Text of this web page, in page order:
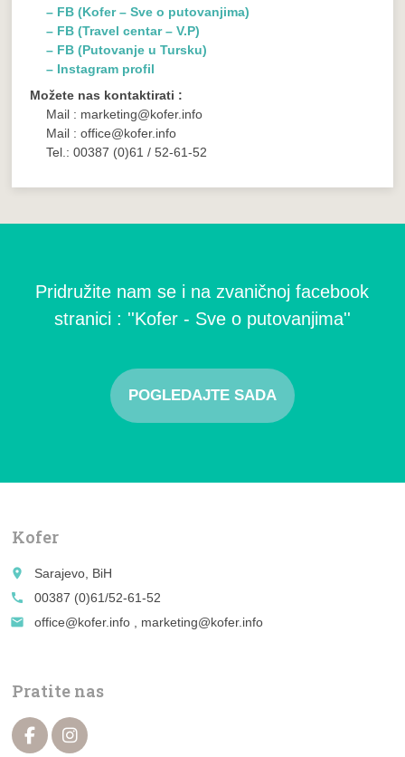
– FB (Kofer – Sve o putovanjima)
– FB (Travel centar – V.P)
– FB (Putovanje u Tursku)
– Instagram profil
Možete nas kontaktirati :
Mail : marketing@kofer.info
Mail : office@kofer.info
Tel.: 00387 (0)61 / 52-61-52
Pridružite nam se i na zvaničnoj facebook
stranici : ''Kofer - Sve o putovanjima''
POGLEDAJTE SADA
Kofer
place
Sarajevo, BiH
call
00387 (0)61/52-61-52
email
office@kofer.info , marketing@kofer.info
Pratite nas